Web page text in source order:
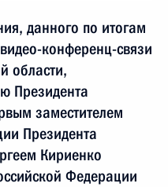
данного по итогам
конференц-связи
области,
Президента
заместителем
Президента
Кириенко
Федерации